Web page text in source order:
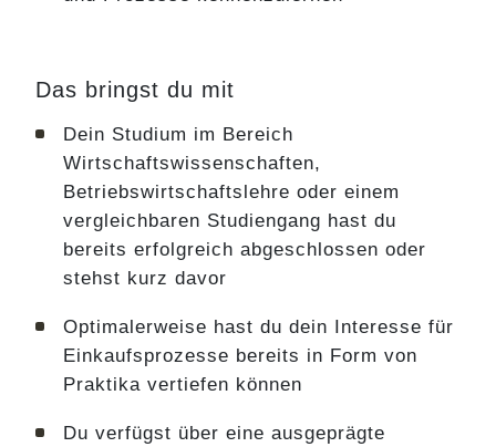
Das bringst du mit
Dein Studium im Bereich
Wirtschaftswissenschaften,
Betriebswirtschaftslehre oder einem
vergleichbaren Studiengang hast du
bereits erfolgreich abgeschlossen oder
stehst kurz davor
Optimalerweise hast du dein Interesse für
Einkaufsprozesse bereits in Form von
Praktika vertiefen können
Du verfügst über eine ausgeprägte